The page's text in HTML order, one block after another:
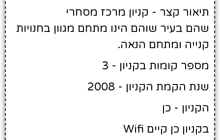
תיאור קצר - קניון מרכז מסחרי
שהם בעיר שוהם הינו מתחם מגוון בחנויות
קנייה ומתחם הנאה.
מספר קומות בקניון - 3
שנת הקמת הקניון - 2008
הקניון - כן
בקניון כן קיים Wifi